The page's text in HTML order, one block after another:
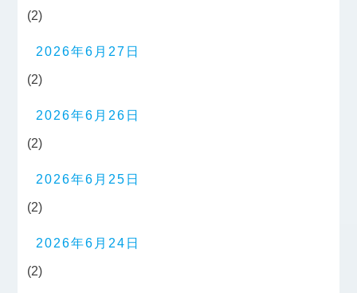
(2)
2026年6月27日
(2)
2026年6月26日
(2)
2026年6月25日
(2)
2026年6月24日
(2)